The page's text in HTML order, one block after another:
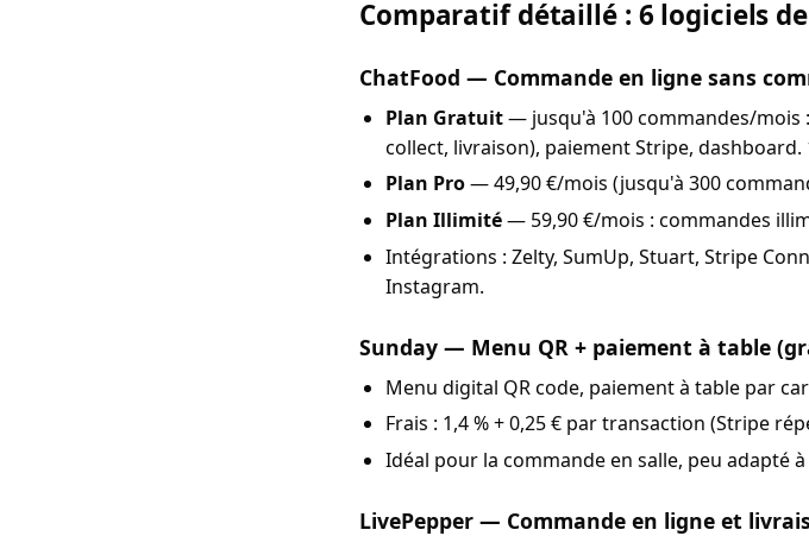
Comparatif détaillé : 6 logiciels
ChatFood — Commande en ligne sans
Plan Gratuit— jusqu'à 100 commandes/mois
collect, livraison), paiement Stripe, dashboard.
Plan Pro— 49,90 €/mois (jusqu'à 300
Plan Illimité— 59,90 €/mois : commandes
Intégrations : Zelty, SumUp, Stuart, Stripe
Instagram.
Sunday — Menu QR + paiement à table
Menu digital QR code, paiement à table par
Frais : 1,4 % + 0,25 € par transaction (Stripe
Idéal pour la commande en salle, peu adapté
LivePepper — Commande en ligne et